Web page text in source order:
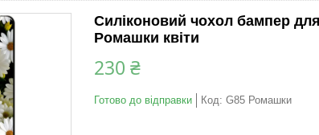
Силіконовий чохол бампер
Ромашки квіти
230 ₴
Готово до відправки Код: G85 Ромашки